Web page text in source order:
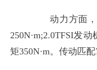
动力方面，新
250N·m;2.0TFSI发
矩350N·m。传动匹